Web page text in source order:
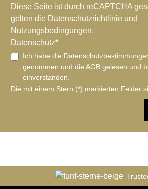
Diese Seite ist durch reCAPTCHA
gelten die Datenschutzrichtlinie und
Nutzungsbedingungen.
Datenschutz*
Ich habe die
genommen und die AGB gelesen und
einverstanden.
Die mit einem Stern (*) markierten Felder